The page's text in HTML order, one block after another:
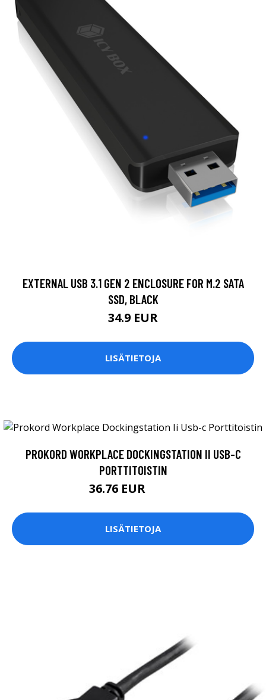
EXTERNAL USB 3.1 GEN 2 ENCLOSURE FOR M.2 SATA
SSD, BLACK
34.9 EUR
LISÄTIETOJA
PROKORD WORKPLACE DOCKINGSTATION II USB-C
PORTTITOISTIN
36.76 EUR
LISÄTIETOJA